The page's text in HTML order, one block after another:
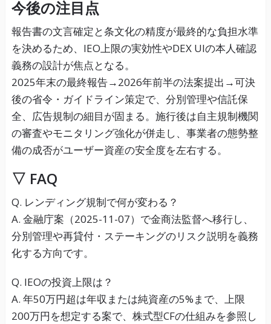
今後の注目点
報告書の文言確定と条文化の精度が最終的な負担水準
を決めるため、IEO上限の実効性やDEX UIの本人確認
義務の設計が焦点となる。
2025年末の最終報告→2026年前半の法案提出→可決
後の省令・ガイドライン策定で、分別管理や信託保
全、広告規制の細目が固まる。施行後は自主規制機関
の審査やモニタリング強化が併走し、事業者の態勢整
備の成否がユーザー資産の安全度を左右する。
▽ FAQ
Q. レンディング規制で何が変わる？
A. 金融庁案（2025-11-07）で金商法監督へ移行し、
分別管理や再貸付・ステーキングのリスク説明を義務
化する方向です。
Q. IEOの投資上限は？
A. 年50万円超は年収または純資産の5%まで、上限
200万円を想定する案で、株式型CFの仕組みを参照し